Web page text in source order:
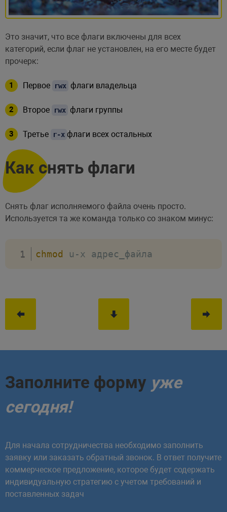
Это значит, что все флаги включены для всех
категорий, если флаг не установлен, на его месте будет
прочерк:
Первое rwx флаги владельца
Второе rwx флаги группы
Третье r-x флаги всех остальных
Как снять флаги
Снять флаг исполняемого файла очень просто.
Используется та же команда только со знаком минус:
chmod u-x адрес_файла
Заполните форму уже
сегодня!
Для начала сотрудничества необходимо заполнить
заявку или заказать обратный звонок. В ответ получите
коммерческое предложение, которое будет содержать
индивидуальную стратегию с учетом требований и
поставленных задач